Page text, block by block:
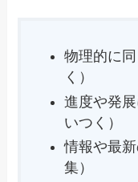
物理的に
く）
進度や発
いつく）
情報や最
集）